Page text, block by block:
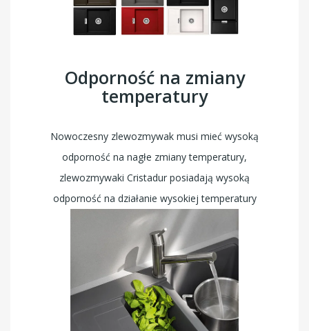
Odporność na zmiany
temperatury
Nowoczesny zlewozmywak musi mieć wysoką
odporność na nagłe zmiany temperatury,
zlewozmywaki Cristadur posiadają wysoką
odporność na działanie wysokiej temperatury